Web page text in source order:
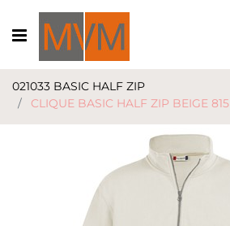
Open menu
021033 BASIC HALF ZIP
CLIQUE BASIC HALF ZIP BEIGE 815